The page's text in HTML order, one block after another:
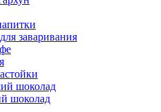
заваривания
шоколад
шоколад